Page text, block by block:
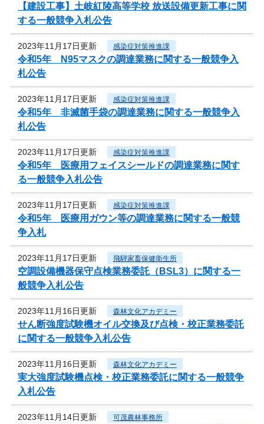
【建設工事】土岐紅陵高等学校 放送設備更新工事に関
する一般競争入札公告
2023年11月17日更新 感染症対策推進課
令和5年 N95マスクの調達業務に関する一般競争入
札公告
2023年11月17日更新 感染症対策推進課
令和5年 非滅菌手袋の調達業務に関する一般競争入
札公告
2023年11月17日更新 感染症対策推進課
令和5年 医療用フェイスシールドの調達業務に関す
る一般競争入札公告
2023年11月17日更新 感染症対策推進課
令和5年 医療用ガウン等の調達業務に関する一般競
争入札
2023年11月17日更新 飛騨家畜保健衛生所
空調設備機器保守点検業務委託（BSL3）に関する一
般競争入札公告
2023年11月16日更新 森林文化アカデミー
せん断強度試験機オイル交換及び点検・校正業務委託
に関する一般競争入札公告
2023年11月16日更新 森林文化アカデミー
実大強度試験機点検・校正業務委託に関する一般競争
入札公告
2023年11月14日更新 可茂農林事務所